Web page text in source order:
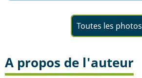
Toutes les photos
A propos de l'auteur